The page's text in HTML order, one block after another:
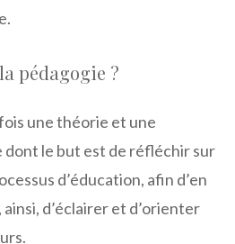
pédagogie ?
une théorie et une
le but est de réfléchir sur
d’éducation, afin d’en
d’éclairer et d’orienter